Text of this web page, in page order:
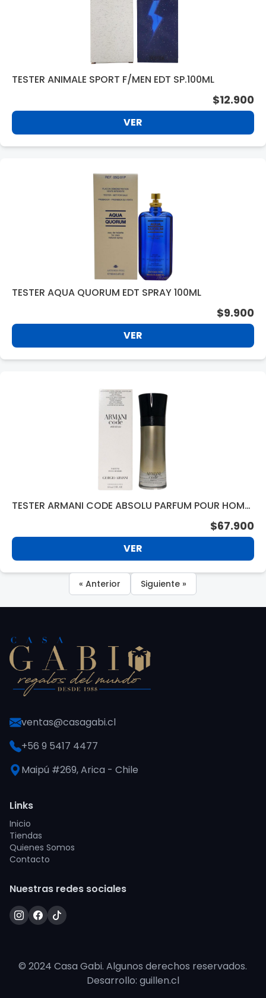
TESTER ANIMALE SPORT F/MEN EDT SP.100ML
$12.900
VER
TESTER AQUA QUORUM EDT SPRAY 100ML
$9.900
VER
TESTER ARMANI CODE ABSOLU PARFUM POUR HOMM
$67.900
VER
« Anterior Siguiente »
ventas@casagabi.cl
+56 9 5417 4477
Maipú #269, Arica - Chile
Links
Inicio
Tiendas
Quienes Somos
Contacto
Nuestras redes sociales
© 2024 Casa Gabi. Algunos derechos reservados.
Desarrollo: guillen.cl